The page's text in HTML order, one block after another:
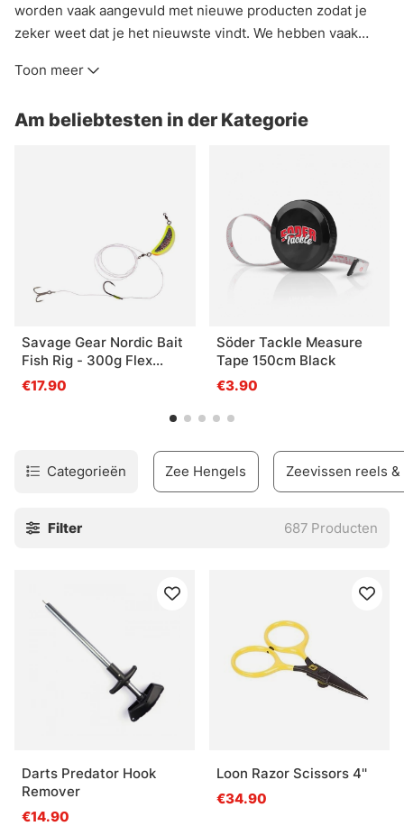
worden vaak aangevuld met nieuwe producten zodat je
zeker weet dat je het nieuwste vindt. We hebben vaak
pak wat voordat je op avontuur gaat zodat je niets mist, of
uitverkoop sectie te bekijken voordat je avontuur begint.
Toon meer
Am beliebtesten in der Kategorie
Savage Gear Nordic Bait
Fish Rig - 300g Flex
Hooks 3/0 + 6/0 FC 1mm
€17.90
Söder Tackle Measure
Tape 150cm Black
€3.90
Categorieën Zee Hengels Zeevissen reels
Filter 687 Producten
Darts Predator Hook
Remover
€14.90
Loon Razor Scissors 4''
€34.90